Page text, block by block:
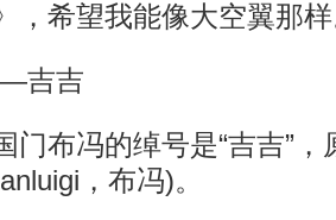
，希望我能像大空翼那样
吉
布冯的绰号是“吉吉”，
，布冯)。